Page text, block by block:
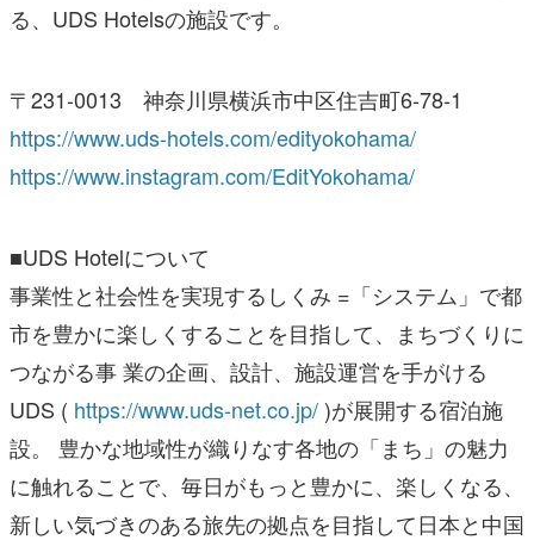
る、UDS Hotelsの施設です。
〒231-0013 神奈川県横浜市中区住吉町6-78-1
https://www.uds-hotels.com/edityokohama/
https://www.instagram.com/EditYokohama/
■UDS Hotelについて
事業性と社会性を実現するしくみ =「システム」で都
市を豊かに楽しくすることを目指して、まちづくりに
つながる事 業の企画、設計、施設運営を手がける
UDS ( https://www.uds-net.co.jp/ )が展開する宿泊施
設。 豊かな地域性が織りなす各地の「まち」の魅力
に触れることで、毎日がもっと豊かに、楽しくなる、
新しい気づきのある旅先の拠点を目指して日本と中国